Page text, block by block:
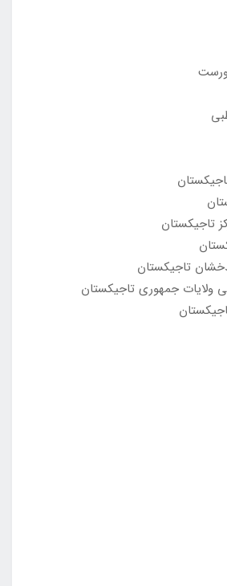
تاجیکستان
تاجیکستان
ولایات جمهوری تاجیکستان